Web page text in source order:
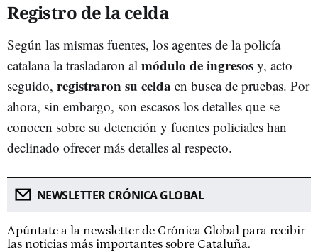
Registro de la celda
Según las mismas fuentes, los agentes de la policía
catalana la trasladaron al módulo de ingresos y, acto
seguido, registraron su celda en busca de pruebas. Por
ahora, sin embargo, son escasos los detalles que se
conocen sobre su detención y fuentes policiales han
declinado ofrecer más detalles al respecto.
NEWSLETTER CRÓNICA GLOBAL
Apúntate a la newsletter de Crónica Global para recibir
las noticias más importantes sobre Cataluña.